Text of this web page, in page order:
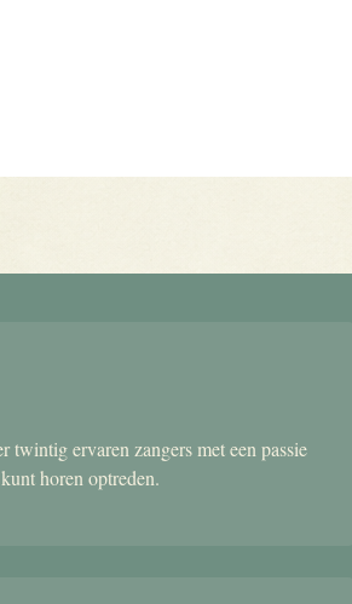
ervaren zangers met een passie
horen optreden.